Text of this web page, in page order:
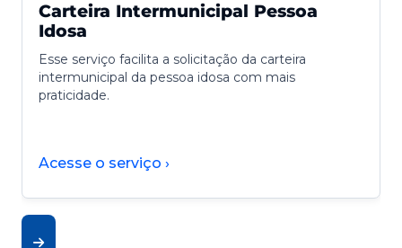
Carteira Intermunicipal Pessoa
Idosa
Esse serviço facilita a solicitação da carteira
intermunicipal da pessoa idosa com mais
praticidade.
Acesse o serviço ›